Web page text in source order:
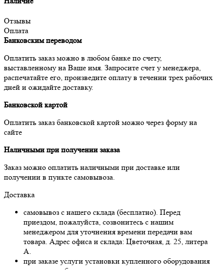
Отзывы
Оплата
Банковским переводом
Оплатить заказ можно в любом банке по счету,
выставленному на Ваше имя. Запросите счет у менеджера,
распечатайте его, произведите оплату в течении трех рабочих
дней и ожидайте доставку.
Банковской картой
Оплатить заказ банковской картой можно через форму на
сайте
Наличными при получении заказа
Заказ можно оплатить наличными при доставке или
получении в пункте самовывоза.
Доставка
самовывоз с нашего склада (бесплатно). Перед
приездом, пожалуйста, созвонитесь с нашим
менеджером для уточнения времени передачи вам
товара. Адрес офиса и склада: Цветочная, д. 25, литера
А.
при заказе услуги установки купленного оборудования